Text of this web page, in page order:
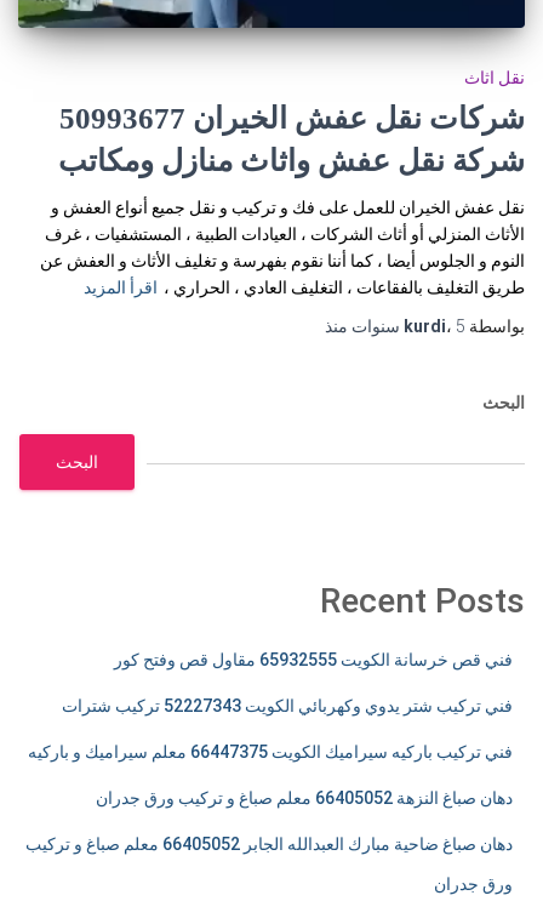
نقل اثاث
شركات نقل عفش الخيران 50993677
شركة نقل عفش واثاث منازل ومكاتب
نقل عفش الخيران للعمل على فك و تركيب و نقل جميع أنواع العفش و
الأثاث المنزلي أو أثاث الشركات ، العيادات الطبية ، المستشفيات ، غرف
النوم و الجلوس أيضا ، كما أننا نقوم بفهرسة و تغليف الأثاث و العفش عن
طريق التغليف بالفقاعات ، التغليف العادي ، الحراري ، اقرأ المزيد
بواسطة
kurdi، 5 سنوات منذ
البحث
البحث
Recent Posts
فني قص خرسانة الكويت 65932555 مقاول قص وفتح كور
فني تركيب شتر يدوي وكهربائي الكويت 52227343 تركيب شترات
فني تركيب باركيه سيراميك الكويت 66447375 معلم سيراميك و باركيه
دهان صباغ النزهة 66405052 معلم صباغ و تركيب ورق جدران
دهان صباغ ضاحية مبارك العبدالله الجابر 66405052 معلم صباغ و تركيب
ورق جدران